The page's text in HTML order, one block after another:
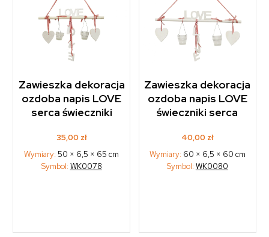
Zawieszka dekoracja
ozdoba napis LOVE
serca świeczniki
35,00 zł
Wymiary:50 × 6,5 × 65 cm
Symbol: WK0078
Zawieszka dekoracja
ozdoba napis LOVE
świeczniki serca
40,00 zł
Wymiary: 60 × 6,5 × 60 cm
Symbol: WK0080